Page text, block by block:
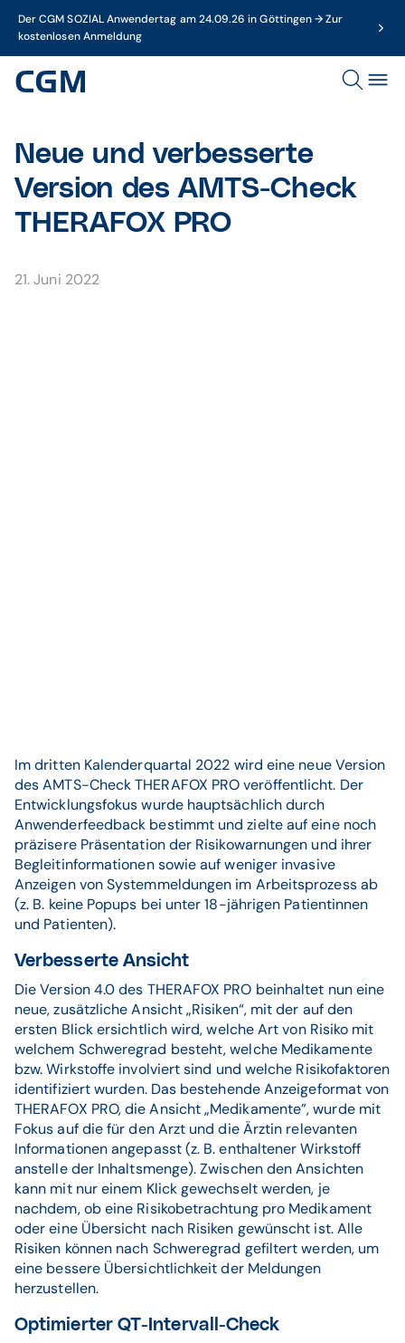
Der CGM SOZIAL Anwendertag am 24.09.26 in Göttingen → Zur
kostenlosen Anmeldung
Neue und verbesserte
Version des AMTS-Check
THERAFOX PRO
21. Juni 2022
Im dritten Kalenderquartal 2022 wird eine neue Version
des AMTS-Check THERAFOX PRO veröffentlicht. Der
Entwicklungsfokus wurde hauptsächlich durch
Anwenderfeedback bestimmt und zielte auf eine noch
präzisere Präsentation der Risikowarnungen und ihrer
Begleitinformationen sowie auf weniger invasive
Anzeigen von Systemmeldungen im Arbeitsprozess ab
(z. B. keine Popups bei unter 18-jährigen Patientinnen
und Patienten).
Verbesserte Ansicht
Die Version 4.0 des THERAFOX PRO beinhaltet nun eine
neue, zusätzliche Ansicht „Risiken“, mit der auf den
ersten Blick ersichtlich wird, welche Art von Risiko mit
welchem Schweregrad besteht, welche Medikamente
bzw. Wirkstoffe involviert sind und welche Risikofaktoren
identifiziert wurden. Das bestehende Anzeigeformat von
THERAFOX PRO, die Ansicht „Medikamente”, wurde mit
Fokus auf die für den Arzt und die Ärztin relevanten
Informationen angepasst (z. B. enthaltener Wirkstoff
anstelle der Inhaltsmenge). Zwischen den Ansichten
kann mit nur einem Klick gewechselt werden, je
nachdem, ob eine Risikobetrachtung pro Medikament
oder eine Übersicht nach Risiken gewünscht ist. Alle
Risiken können nach Schweregrad gefiltert werden, um
eine bessere Übersichtlichkeit der Meldungen
herzustellen.
Optimierter QT-Intervall-Check